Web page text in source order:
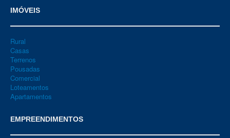
IMÓVEIS
Rural
Casas
Terrenos
Pousadas
Comercial
Loteamentos
Apartamentos
EMPREENDIMENTOS